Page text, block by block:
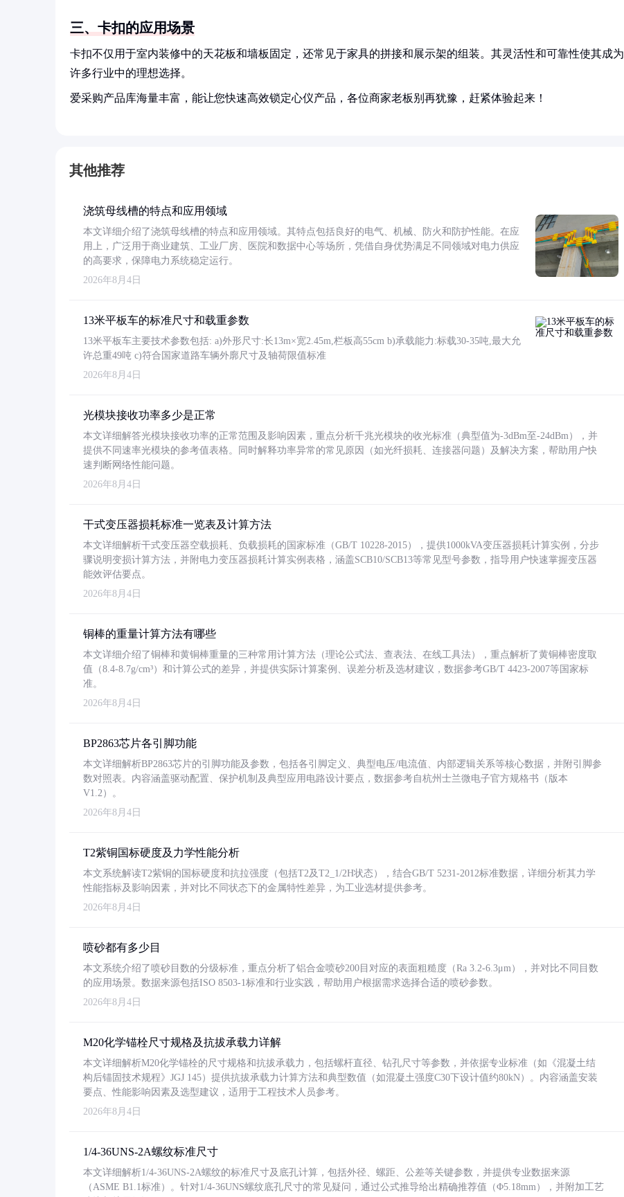
三、卡扣的应用场景
卡扣不仅用于室内装修中的天花板和墙板固定，还常见于家具的拼接和展示架的组装。其灵活性和可靠性使其成为
许多行业中的理想选择。
爱采购产品库海量丰富，能让您快速高效锁定心仪产品，各位商家老板别再犹豫，赶紧体验起来！
其他推荐
浇筑母线槽的特点和应用领域
本文详细介绍了浇筑母线槽的特点和应用领域。其特点包括良好的电气、机械、防火和防护性能。在应
用上，广泛用于商业建筑、工业厂房、医院和数据中心等场所，凭借自身优势满足不同领域对电力供应
的高要求，保障电力系统稳定运行。
2026年8月4日
13米平板车的标准尺寸和载重参数
13米平板车主要技术参数包括: a)外形尺寸:长13m×宽2.45m,栏板高55cm b)承载能力:标载30-35吨,最大允
许总重49吨 c)符合国家道路车辆外廓尺寸及轴荷限值标准
2026年8月4日
光模块接收功率多少是正常
本文详细解答光模块接收功率的正常范围及影响因素，重点分析千兆光模块的收光标准（典型值为-3dBm至-24dBm），并
提供不同速率光模块的参考值表格。同时解释功率异常的常见原因（如光纤损耗、连接器问题）及解决方案，帮助用户快
速判断网络性能问题。
2026年8月4日
干式变压器损耗标准一览表及计算方法
本文详细解析干式变压器空载损耗、负载损耗的国家标准（GB/T 10228-2015），提供1000kVA变压器损耗计算实例，分步
骤说明变损计算方法，并附电力变压器损耗计算实例表格，涵盖SCB10/SCB13等常见型号参数，指导用户快速掌握变压器
能效评估要点。
2026年8月4日
铜棒的重量计算方法有哪些
本文详细介绍了铜棒和黄铜棒重量的三种常用计算方法（理论公式法、查表法、在线工具法），重点解析了黄铜棒密度取
值（8.4-8.7g/cm³）和计算公式的差异，并提供实际计算案例、误差分析及选材建议，数据参考GB/T 4423-2007等国家标
准。
2026年8月4日
BP2863芯片各引脚功能
本文详细解析BP2863芯片的引脚功能及参数，包括各引脚定义、典型电压/电流值、内部逻辑关系等核心数据，并附引脚参
数对照表。内容涵盖驱动配置、保护机制及典型应用电路设计要点，数据参考自杭州士兰微电子官方规格书（版本
V1.2）。
2026年8月4日
T2紫铜国标硬度及力学性能分析
本文系统解读T2紫铜的国标硬度和抗拉强度（包括T2及T2_1/2H状态），结合GB/T 5231-2012标准数据，详细分析其力学
性能指标及影响因素，并对比不同状态下的金属特性差异，为工业选材提供参考。
2026年8月4日
喷砂都有多少目
本文系统介绍了喷砂目数的分级标准，重点分析了铝合金喷砂200目对应的表面粗糙度（Ra 3.2-6.3μm），并对比不同目数
的应用场景。数据来源包括ISO 8503-1标准和行业实践，帮助用户根据需求选择合适的喷砂参数。
2026年8月4日
M20化学锚栓尺寸规格及抗拔承载力详解
本文详细解析M20化学锚栓的尺寸规格和抗拔承载力，包括螺杆直径、钻孔尺寸等参数，并依据专业标准（如《混凝土结
构后锚固技术规程》JGJ 145）提供抗拔承载力计算方法和典型数值（如混凝土强度C30下设计值约80kN）。内容涵盖安装
要点、性能影响因素及选型建议，适用于工程技术人员参考。
2026年8月4日
1/4-36UNS-2A螺纹标准尺寸
本文详细解析1/4-36UNS-2A螺纹的标准尺寸及底孔计算，包括外径、螺距、公差等关键参数，并提供专业数据来源
（ASME B1.1标准）。针对1/4-36UNS螺纹底孔尺寸的常见疑问，通过公式推导给出精确推荐值（Φ5.18mm），并附加工艺